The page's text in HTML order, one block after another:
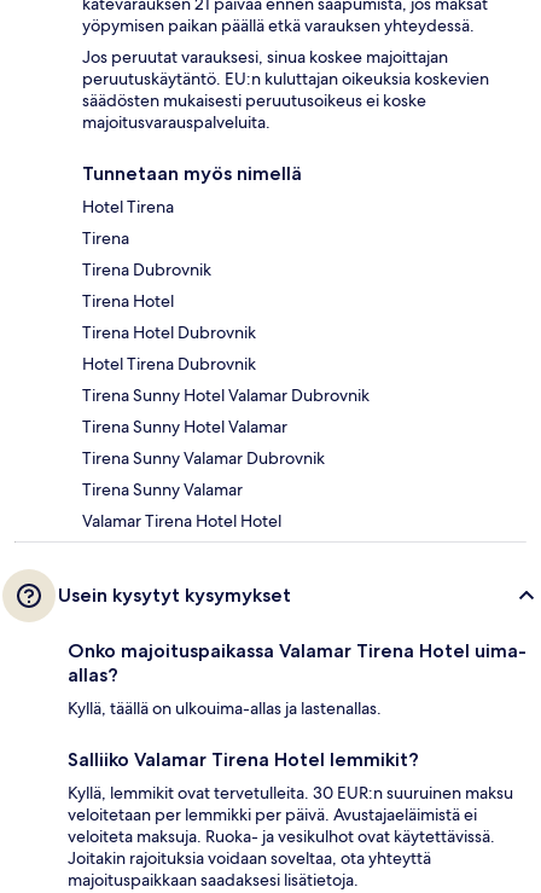
yöpymisen paikan päällä etkä varauksen yhteydessä.
Jos peruutat varauksesi, sinua koskee majoittajan
peruutuskäytäntö. EU:n kuluttajan oikeuksia koskevien
säädösten mukaisesti peruutusoikeus ei koske
majoitusvarauspalveluita.
Tunnetaan myös nimellä
Hotel Tirena
Tirena
Tirena Dubrovnik
Tirena Hotel
Tirena Hotel Dubrovnik
Hotel Tirena Dubrovnik
Tirena Sunny Hotel Valamar Dubrovnik
Tirena Sunny Hotel Valamar
Tirena Sunny Valamar Dubrovnik
Tirena Sunny Valamar
Valamar Tirena Hotel Hotel
Usein kysytyt kysymykset
Onko majoituspaikassa Valamar Tirena Hotel uima-
allas?
Kyllä, täällä on ulkouima-allas ja lastenallas.
Salliiko Valamar Tirena Hotel lemmikit?
Kyllä, lemmikit ovat tervetulleita. 30 EUR:n suuruinen maksu
veloitetaan per lemmikki per päivä. Avustajaeläimistä ei
veloiteta maksuja. Ruoka- ja vesikulhot ovat käytettävissä.
Joitakin rajoituksia voidaan soveltaa, ota yhteyttä
majoituspaikkaan saadaksesi lisätietoja.